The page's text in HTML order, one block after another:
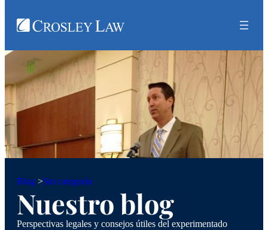
Blog >Sin categoría
Nuestro blog
Perspectivas legales y consejos útiles del experimentado